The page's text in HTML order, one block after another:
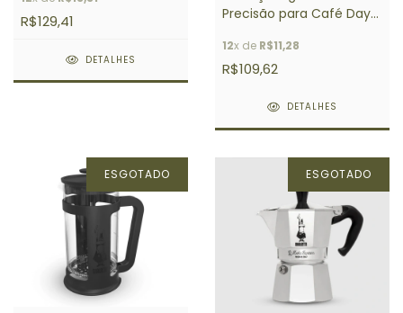
R$129,41
DETALHES
Precisão para Café Days
12x de R$11,28
R$109,62
DETALHES
ESGOTADO ESGOTADO